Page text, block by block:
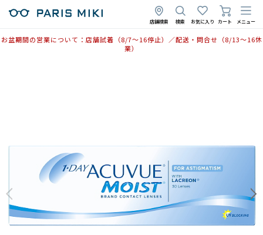
店舗検索 検索 お気に入り カート メニュー
お盆期間の営業について：店舗試着（8/7〜16停止）／配送・問合せ（8/13〜16休
業）